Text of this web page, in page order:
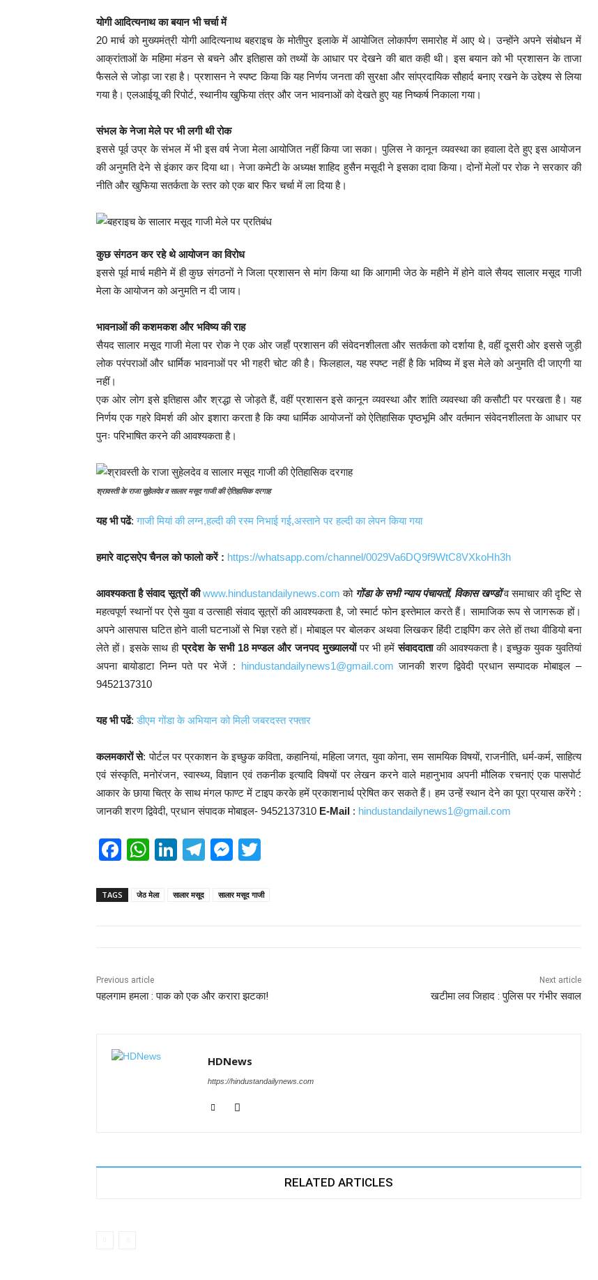
योगी आदित्यनाथ का बयान भी चर्चा में
20 मार्च को मुख्यमंत्री योगी आदित्यनाथ बहराइच के मोतीपुर इलाके में आयोजित लोकार्पण समारोह में आए थे। उन्होंने अपने संबोधन में
आक्रांताओं के महिमा मंडन से बचने और इतिहास को तथ्यों के आधार पर देखने की बात कही थी। इस बयान को भी प्रशासन के ताजा
फैसले से जोड़ा जा रहा है। प्रशासन ने स्पष्ट किया कि यह निर्णय जनता की सुरक्षा और सांप्रदायिक सौहार्द बनाए रखने के उद्देश्य से लिया
गया है। एलआईयू की रिपोर्ट, स्थानीय खुफिया तंत्र और जन भावनाओं को देखते हुए यह निष्कर्ष निकाला गया।
संभल के नेजा मेले पर भी लगी थी रोक
इससे पूर्व उप्र के संभल में भी इस वर्ष नेजा मेला आयोजित नहीं किया जा सका। पुलिस ने कानून व्यवस्था का हवाला देते हुए इस आयोजन
की अनुमति देने से इंकार कर दिया था। नेजा कमेटी के अध्यक्ष शाहिद हुसैन मसूदी ने इसका दावा किया। दोनों मेलों पर रोक ने सरकार की
नीति और खुफिया सतर्कता के स्तर को एक बार फिर चर्चा में ला दिया है।
कुछ संगठन कर रहे थे आयोजन का विरोध
इससे पूर्व मार्च महीने में ही कुछ संगठनों ने जिला प्रशासन से मांग किया था कि आगामी जेठ के महीने में होने वाले सैयद सालार मसूद गाजी
मेला के आयोजन को अनुमति न दी जाय।
भावनाओं की कशमकश और भविष्य की राह
सैयद सालार मसूद गाजी मेला पर रोक ने एक ओर जहाँ प्रशासन की संवेदनशीलता और सतर्कता को दर्शाया है, वहीं दूसरी ओर इससे जुड़ी
लोक परंपराओं और धार्मिक भावनाओं पर भी गहरी चोट की है। फिलहाल, यह स्पष्ट नहीं है कि भविष्य में इस मेले को अनुमति दी जाएगी या
नहीं।
एक ओर लोग इसे इतिहास और श्रद्धा से जोड़ते हैं, वहीं प्रशासन इसे कानून व्यवस्था और शांति व्यवस्था की कसौटी पर परखता है। यह
निर्णय एक गहरे विमर्श की ओर इशारा करता है कि क्या धार्मिक आयोजनों को ऐतिहासिक पृष्ठभूमि और वर्तमान संवेदनशीलता के आधार पर
पुनः परिभाषित करने की आवश्यकता है।
श्रावस्ती के राजा सुहेलदेव व सालार मसूद गाजी की ऐतिहासिक दरगाह
यह भी पढें:गाजी मियां की लग्न,हल्दी की रस्म निभाई गई,अस्ताने पर हल्दी का लेपन किया गया
हमारे वाट्सऐप चैनल को फालो करें : https://whatsapp.com/channel/0029Va6DQ9f9WtC8VXkoHh3h
आवश्यकता है संवाद सूत्रों की www.hindustandailynews.com को गोंडा के सभी न्याय पंचायतों, विकास खण्डों व समाचार की दृष्टि से
महत्वपूर्ण स्थानों पर ऐसे युवा व उत्साही संवाद सूत्रों की आवश्यकता है, जो स्मार्ट फोन इस्तेमाल करते हैं। सामाजिक रूप से जागरूक हों।
अपने आसपास घटित होने वाली घटनाओं से भिज्ञ रहते हों। मोबाइल पर बोलकर अथवा लिखकर हिंदी टाइपिंग कर लेते हों तथा वीडियो बना
लेते हों। इसके साथ हीप्रदेश के सभी 18 मण्डल और जनपद मुख्यालयोंपर भी हमेंसंवाददाताकी आवश्यकता है। इच्छुक युवक युवतियां
अपना बायोडाटा निम्न पते पर भेजें : hindustandailynews1@gmail.com जानकी शरण द्विवेदी प्रधान सम्पादक मोबाइल –
9452137310
यह भी पढें:डीएम गोंडा के अभियान को मिली जबरदस्त रफ्तार
कलमकारों से: पोर्टल पर प्रकाशन के इच्छुक कविता, कहानियां, महिला जगत, युवा कोना, सम सामयिक विषयों, राजनीति, धर्म-कर्म, साहित्य
एवं संस्कृति, मनोरंजन, स्वास्थ्य, विज्ञान एवं तकनीक इत्यादि विषयों पर लेखन करने वाले महानुभाव अपनी मौलिक रचनाएं एक पासपोर्ट
आकार के छाया चित्र के साथ मंगल फाण्ट में टाइप करके हमें प्रकाशनार्थ प्रेषित कर सकते हैं। हम उन्हें स्थान देने का पूरा प्रयास करेंगे :
जानकी शरण द्विवेदी, प्रधान संपादक मोबाइल- 9452137310 E-Mail : hindustandailynews1@gmail.com
F
c
o
k
W
at
p
Li
k
T
M
ss tt
TAGS जेठ मेला सालार मसूद सालार मसूद गाजी
Previous article
पहलगाम हमला : पाक को एक और करारा झटका!
Next article
खटीमा लव जिहाद : पुलिस पर गंभीर सवाल
HDNews
https://hindustandailynews.com
RELATED ARTICLES